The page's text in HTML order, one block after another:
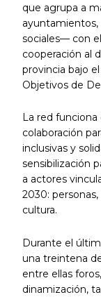
que agrupa a
ayuntamientos,
sociales— con
cooperación al
provincia bajo
Objetivos de
La red
colaboración
inclusivas y
sensibilización
a actores
2030:
cultura.
Durante el
una treintena
entre ellas
dinamización,